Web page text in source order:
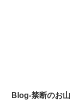
Blog-禁断のお